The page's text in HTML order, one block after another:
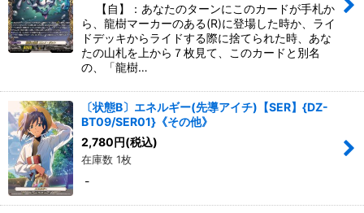
【自】：あなたのターンにこのカードが手札か
ら、龍樹マーカーのある(R)に登場した時か、ライ
ドデッキからライドする際に捨てられた時、あな
たの山札を上から７枚見て、このカードと別名
の、「龍樹…
〔状態B〕エネルギー(先導アイチ)【SER】{DZ-
BT09/SER01}《その他》
2,780円(税込)
在庫数 1枚
-